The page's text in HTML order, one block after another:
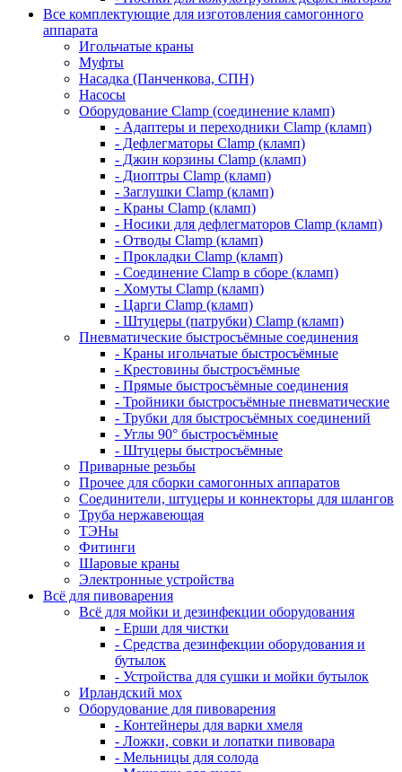
Все комплектующие для изготовления самогонного
аппарата
Игольчатые краны
Муфты
Насадка (Панченкова, СПН)
Насосы
Оборудование Clamp (соединение кламп)
- Адаптеры и переходники Clamp (кламп)
- Дефлегматоры Clamp (кламп)
- Джин корзины Clamp (кламп)
- Диоптры Clamp (кламп)
- Заглушки Clamp (кламп)
- Краны Clamp (кламп)
- Носики для дефлегматоров Clamp (кламп)
- Отводы Clamp (кламп)
- Прокладки Clamp (кламп)
- Соединение Clamp в сборе (кламп)
- Хомуты Clamp (кламп)
- Царги Clamp (кламп)
- Штуцеры (патрубки) Clamp (кламп)
Пневматические быстросъёмные соединения
- Краны игольчатые быстросъёмные
- Крестовины быстросъёмные
- Прямые быстросъёмные соединения
- Тройники быстросъёмные пневматические
- Трубки для быстросъёмных соединений
- Углы 90° быстросъёмные
- Штуцеры быстросъёмные
Приварные резьбы
Прочее для сборки самогонных аппаратов
Соединители, штуцеры и коннекторы для шлангов
Труба нержавеющая
ТЭНы
Фитинги
Шаровые краны
Электронные устройства
Всё для пивоварения
Всё для мойки и дезинфекции оборудования
- Ерши для чистки
- Средства дезинфекции оборудования и
бутылок
- Устройства для сушки и мойки бутылок
Ирландский мох
Оборудование для пивоварения
- Контейнеры для варки хмеля
- Ложки, совки и лопатки пивовара
- Мельницы для солода